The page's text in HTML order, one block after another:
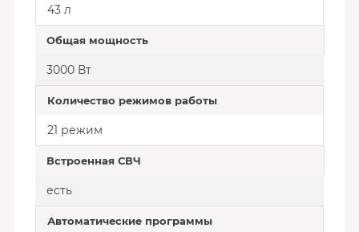
43 л
Общая мощность
3000 Вт
Количество режимов работы
21 режим
Встроенная СВЧ
есть
Автоматические программы